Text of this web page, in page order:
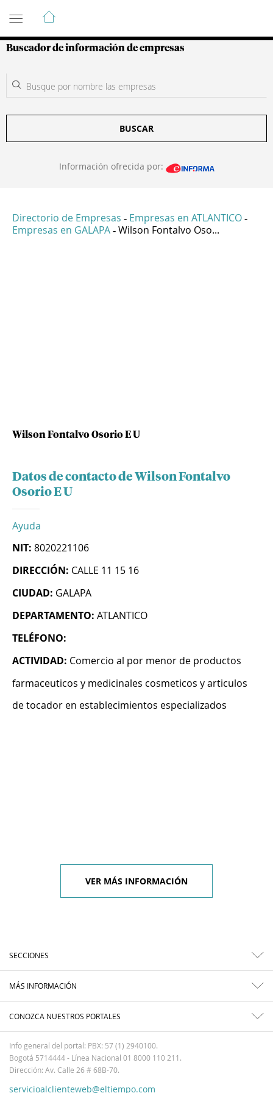
Guía de Empresas Colombianas
Buscador de información de empresas
BUSCAR
Información ofrecida por:
Directorio de Empresas - Empresas en ATLANTICO -
Empresas en GALAPA - Wilson Fontalvo Oso...
Wilson Fontalvo Osorio E U
Datos de contacto de Wilson Fontalvo
Osorio E U
Ayuda
NIT: 8020221106
DIRECCIÓN: CALLE 11 15 16
CIUDAD: GALAPA
DEPARTAMENTO: ATLANTICO
TELÉFONO:
ACTIVIDAD: Comercio al por menor de productos
farmaceuticos y medicinales cosmeticos y articulos
de tocador en establecimientos especializados
VER MÁS INFORMACIÓN
SECCIONES
MÁS INFORMACIÓN
CONOZCA NUESTROS PORTALES
Info general del portal: PBX: 57 (1) 2940100.
Bogotá 5714444 - Línea Nacional 01 8000 110 211.
Dirección: Av. Calle 26 # 68B-70.
servicioalclienteweb@eltiempo.com